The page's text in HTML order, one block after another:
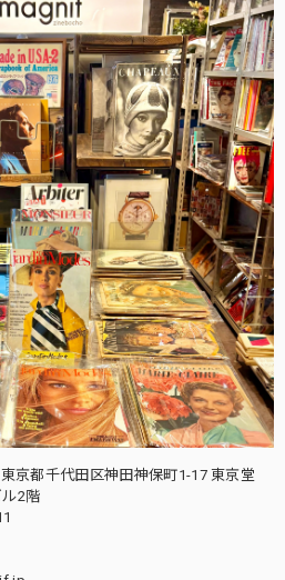
京都千代田区神田神保町1-17 東京堂
2階